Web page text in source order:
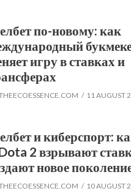
по-новому: как
игру в ставках и
11 AUGUST
и киберспорт:
2 взрывают
новое
10 AUGUST